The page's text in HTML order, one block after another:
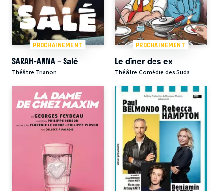
PROCHAINEMENT
SARAH-ANNA – Salé
Théâtre Trianon
PROCHAINEMENT
Le dîner des ex
Théâtre Comédie des Suds